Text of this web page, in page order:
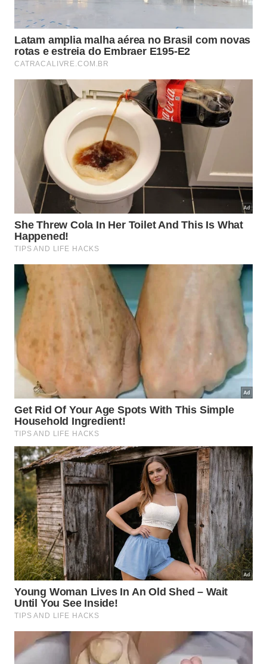
Evite inseticidas, porque eles reduzem alimento
para sabiás e tico-ticos.
Mantenha um recipiente raso com água limpa em
local seguro.
Faça podas alternadas, para sempre haver
alguma flor ou broto disponível.
Como posicionar as ervas para
transformar o jardim em ponto de
parada?
O melhor desenho é colocar a sálvia em áreas mais
visíveis e ensolaradas, onde os beija-flores
encontrem flores sem precisar entrar em folhagem
fechada. O manjericão pode ficar mais próximo dos
canteiros baixos, atraindo insetos e deixando
sementes ao alcance de aves que caminham pelo
Quando as duas ervas trabalham juntas, o jardim
deixa de oferecer apenas perfume e tempero. Ele
passa a ter néctar, insetos, sementes, sombra baixa
e pontos de pouso, exatamente os sinais que
ajudam sabiás, beija-flores e tico-ticos a
reconhecerem aquele espaço como um lugar seguro
para voltar com frequência.